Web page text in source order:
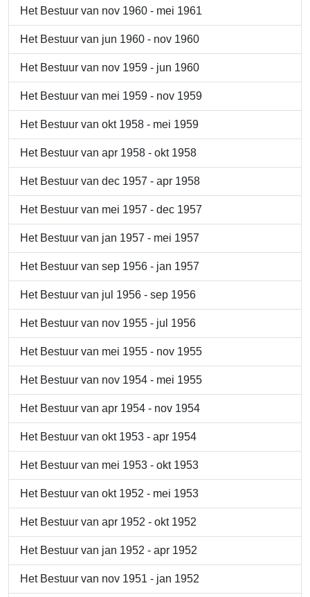
Het Bestuur van nov 1960 - mei 1961
Het Bestuur van jun 1960 - nov 1960
Het Bestuur van nov 1959 - jun 1960
Het Bestuur van mei 1959 - nov 1959
Het Bestuur van okt 1958 - mei 1959
Het Bestuur van apr 1958 - okt 1958
Het Bestuur van dec 1957 - apr 1958
Het Bestuur van mei 1957 - dec 1957
Het Bestuur van jan 1957 - mei 1957
Het Bestuur van sep 1956 - jan 1957
Het Bestuur van jul 1956 - sep 1956
Het Bestuur van nov 1955 - jul 1956
Het Bestuur van mei 1955 - nov 1955
Het Bestuur van nov 1954 - mei 1955
Het Bestuur van apr 1954 - nov 1954
Het Bestuur van okt 1953 - apr 1954
Het Bestuur van mei 1953 - okt 1953
Het Bestuur van okt 1952 - mei 1953
Het Bestuur van apr 1952 - okt 1952
Het Bestuur van jan 1952 - apr 1952
Het Bestuur van nov 1951 - jan 1952